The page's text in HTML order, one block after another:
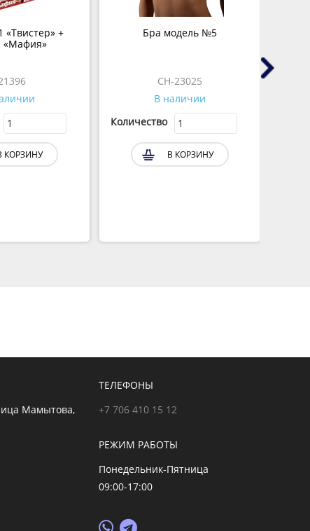
«Твистер» +
«Мафия»
КОРЗИНУ
Бра модель №5
CH-23025
В наличии
Количество
В КОРЗИНУ
Мамытова,
ТЕЛЕФОНЫ
+7 706 410 15 12
РЕЖИМ РАБОТЫ
Понедельник-Пятница
09:00-17:00